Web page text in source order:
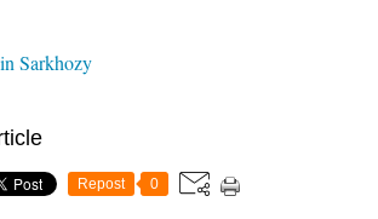
Sarkhozy
Repost 0